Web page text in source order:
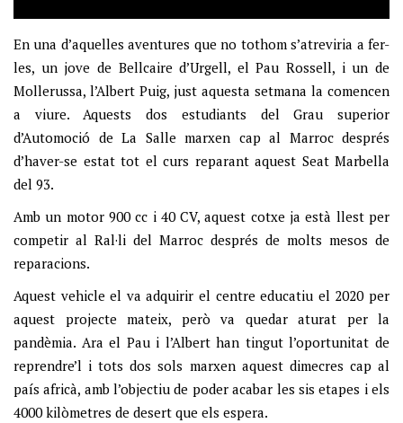
En una d’aquelles aventures que no tothom s’atreviria a fer-
les, un jove de Bellcaire d’Urgell, el Pau Rossell, i un de
Mollerussa, l’Albert Puig, just aquesta setmana la comencen
a viure. Aquests dos estudiants del Grau superior
d’Automoció de La Salle marxen cap al Marroc després
d’haver-se estat tot el curs reparant aquest Seat Marbella
del 93.
Amb un motor 900 cc i 40 CV, aquest cotxe ja està llest per
competir al Ral·li del Marroc després de molts mesos de
reparacions.
Aquest vehicle el va adquirir el centre educatiu el 2020 per
aquest projecte mateix, però va quedar aturat per la
pandèmia. Ara el Pau i l’Albert han tingut l’oportunitat de
reprendre’l i tots dos sols marxen aquest dimecres cap al
país africà, amb l’objectiu de poder acabar les sis etapes i els
4000 kilòmetres de desert que els espera.